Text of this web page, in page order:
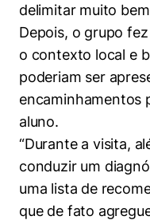
delimitar muito
Depois, o grupo
o contexto local e
poderiam ser
encaminhamentos
aluno.
“Durante a visita,
conduzir um
uma lista de
que de fato